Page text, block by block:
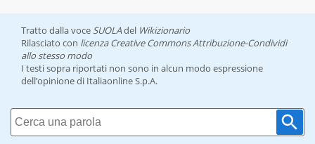
Tratto dalla voce SUOLAdel Wikizionario
Rilasciato con licenza Creative Commons Attribuzione-Condividi
allo stesso modo
I testi sopra riportati non sono in alcun modo espressione
dell’opinione di Italiaonline S.p.A.